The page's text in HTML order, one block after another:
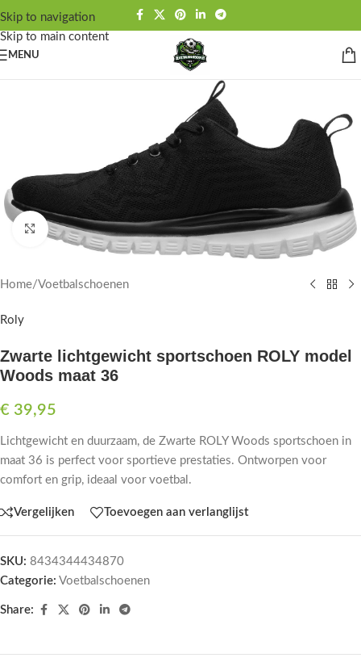
Skip to navigation
Skip to main content
MENU
Click to enlarge
Home/Voetbalschoenen
Roly
Zwarte lichtgewicht sportschoen ROLY model
Woods maat 36
€ 39,95
Lichtgewicht en duurzaam, de Zwarte ROLY Woods sportschoen in
maat 36 is perfect voor sportieve prestaties. Ontworpen voor
comfort en grip, ideaal voor voetbal.
Vergelijken Toevoegen aan verlanglijst
SKU: 8434344434870
Categorie: Voetbalschoenen
Share: